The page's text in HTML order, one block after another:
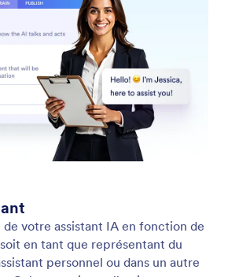
et suivez facilement toutes les
vos assistants en un même endroit.